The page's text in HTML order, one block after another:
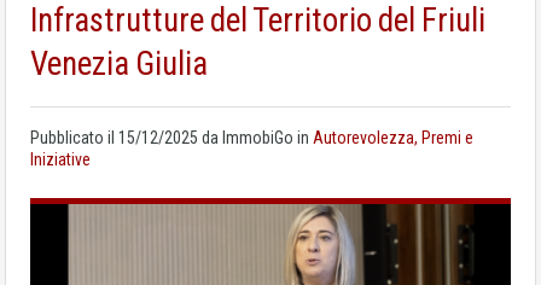
Infrastrutture del Territorio del Friuli
Venezia Giulia
Pubblicato il 15/12/2025 da ImmobiGo in Autorevolezza, Premi e
Iniziative